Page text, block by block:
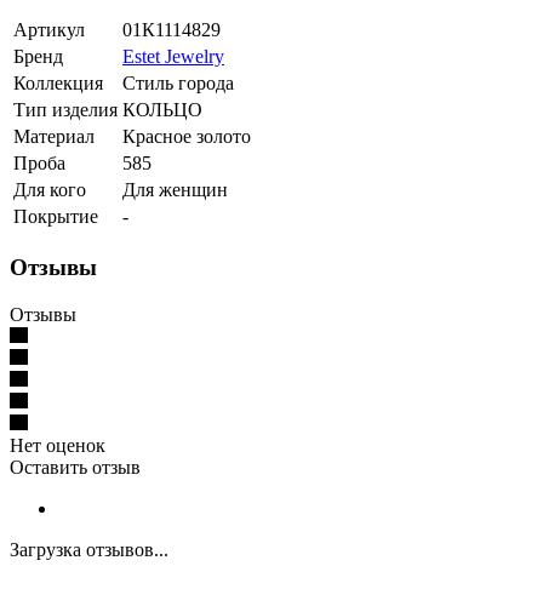
Артикул
01К1114829
Бренд
Estet Jewelry
Коллекция
Стиль города
Тип изделия КОЛЬЦО
Материал
Красное золото
Проба
585
Для кого
Для женщин
Покрытие
-
Отзывы
Отзывы
Нет оценок
Оставить отзыв
Загрузка отзывов...